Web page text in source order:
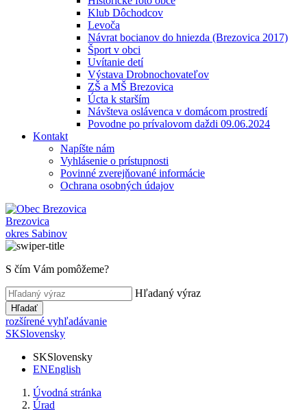
Klub Dôchodcov
Levoča
Návrat bocianov do hniezda (Brezovica 2017)
Šport v obci
Uvítanie detí
Výstava Drobnochovateľov
ZŠ a MŠ Brezovica
Úcta k starším
Návšteva oslávenca v domácom prostredí
Povodne po prívalovom daždi 09.06.2024
Kontakt
Napíšte nám
Vyhlásenie o prístupnosti
Povinné zverejňované informácie
Ochrana osobných údajov
Brezovica
okres Sabinov
S čím Vám pomôžeme?
Hľadaný výraz
Hľadať
rozšírené vyhľadávanie
SKSlovensky
SKSlovensky
ENEnglish
Úvodná stránka
Úrad